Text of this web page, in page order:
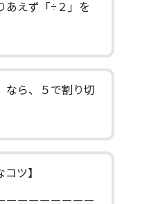
えず「÷２」を
ら、５で割り切
ツ】
ーーーーーーーー